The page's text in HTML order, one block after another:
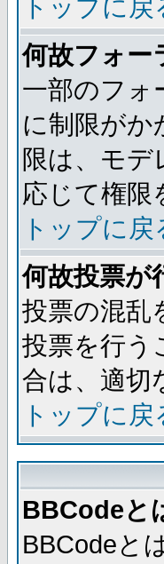
トップに戻
何故フォー
一部のフォ
に制限がか
限は、モデ
応じて権限
トップに戻
何故投票が
投票の混乱
投票を行う
合は、適切
トップに戻
BBCodeと
BBCodeと